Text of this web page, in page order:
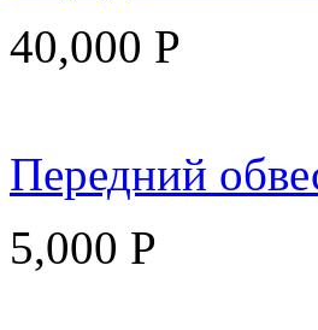
40,000 Р
Передний
5,000 Р